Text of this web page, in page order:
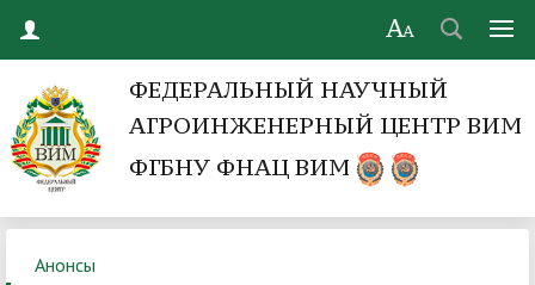
ФЕДЕРАЛЬНЫЙ НАУЧНЫЙ
АГРОИНЖЕНЕРНЫЙ ЦЕНТР ВИМ
ФГБНУ ФНАЦ ВИМ
Анонсы